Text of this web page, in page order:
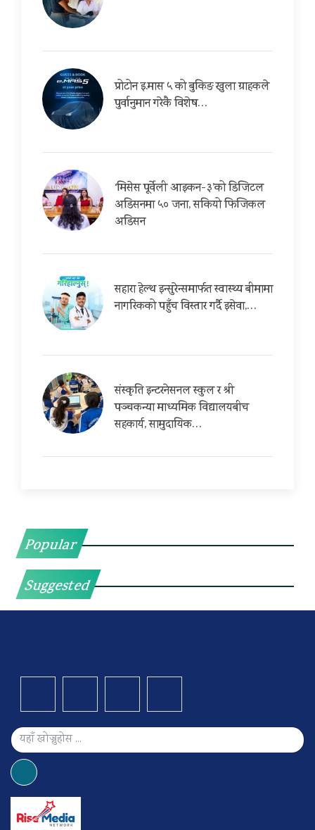
प्रोटोन इ.मास ५ को बुकिङ खुला ग्राहकले
पुर्वानुमान गरेकै विशेष…
‘मिसेस पूर्वेली आइकन-३’को डिजिटल
अडिसनमा ५० जना, सकियो फिजिकल
अडिसन
सहारा हेल्थ इन्सुरेन्समार्फत स्वास्थ्य बीमामा
नागरिकको पहुँच विस्तार गर्दै इसेवा,…
संस्कृति इन्टरनेसनल स्कुल र श्री
पञ्चकन्या माध्यमिक विद्यालयबीच
सहकार्य, सामुदायिक…
Popular
Suggested